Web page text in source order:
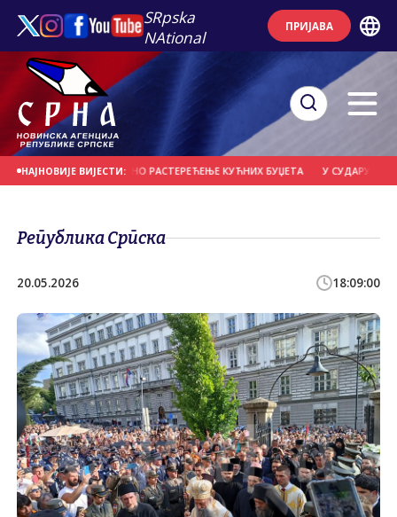
SRpska
NAtional
ПРИЈАВА
НАЈНОВИЈЕ ВИЈЕСТИ:
УЏБЕНИЦИ - ЗНАТНО РАСТЕРЕЋЕЊЕ КУЋНИХ БУЏЕТА У СУДАРУ
Република Српска
20.05.2026 18:09:00